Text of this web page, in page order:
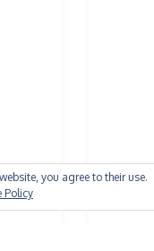
you agree to their use.
Policy